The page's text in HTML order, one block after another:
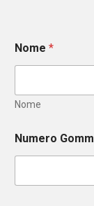
Nome *
Nome
Numero